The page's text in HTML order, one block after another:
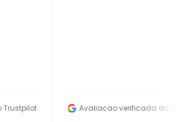
Avaliacao verificada do Google